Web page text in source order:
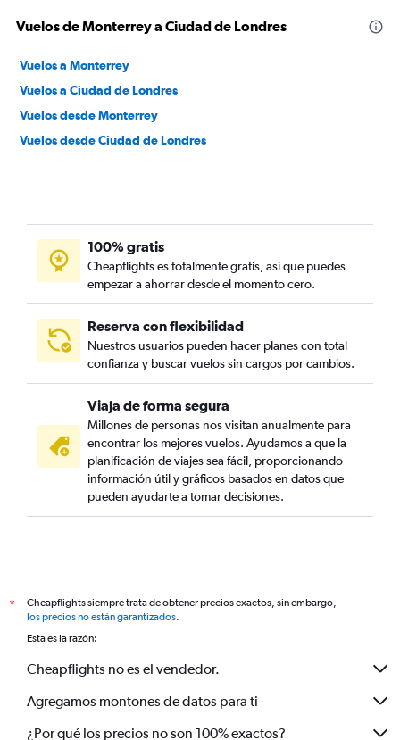
Vuelos de Monterrey a Ciudad de Londres
Vuelos a Monterrey
Vuelos a Ciudad de Londres
Vuelos desde Monterrey
Vuelos desde Ciudad de Londres
100% gratis
Cheapflights es totalmente gratis, así que puedes
empezar a ahorrar desde el momento cero.
Reserva con flexibilidad
Nuestros usuarios pueden hacer planes con total
confianza y buscar vuelos sin cargos por cambios.
Viaja de forma segura
Millones de personas nos visitan anualmente para
encontrar los mejores vuelos. Ayudamos a que la
planificación de viajes sea fácil, proporcionando
información útil y gráficos basados en datos que
pueden ayudarte a tomar decisiones.
*
Cheapflights siempre trata de obtener precios exactos, sin embargo,
los precios no están garantizados.
Esta es la razón:
Cheapflights no es el vendedor.
Agregamos montones de datos para ti
¿Por qué los precios no son 100% exactos?